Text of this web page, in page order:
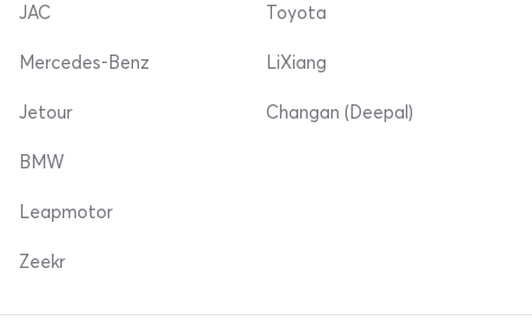
JAC
Mercedes-Benz
Jetour
Toyota
LiXiang
Changan (Deepal)
BMW
Leapmotor
Zeekr